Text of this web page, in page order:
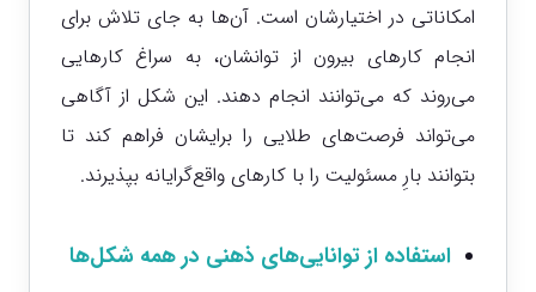
امکاناتی در اختیارشان است. آن‌ها به جای تلاش برای
انجام کارهای بیرون از توانشان، به سراغ کارهایی
می‌روند که می‌توانند انجام دهند. این شکل از آگاهی
می‌تواند فرصت‌های طلایی را برایشان فراهم کند تا
بتوانند بارِ مسئولیت را با کارهای واقع‌گرایانه بپذیرند.
استفاده از توانایی‌های ذهنی در همه شکل‌ها